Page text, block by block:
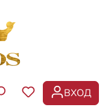
У ВАС ЕСТЬ
ВХОД